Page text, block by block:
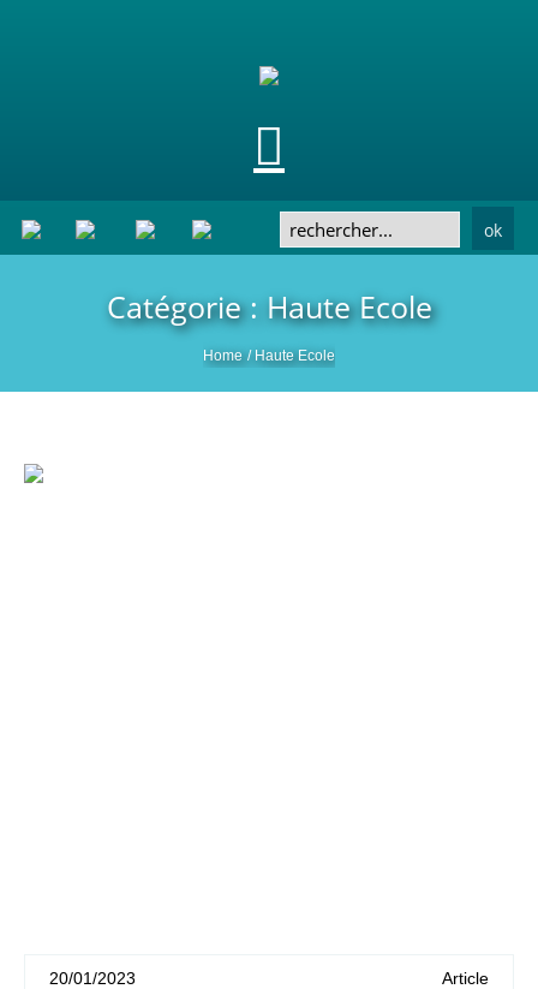
ok
Catégorie : Haute Ecole
Home / Haute Ecole
20/01/2023 Article